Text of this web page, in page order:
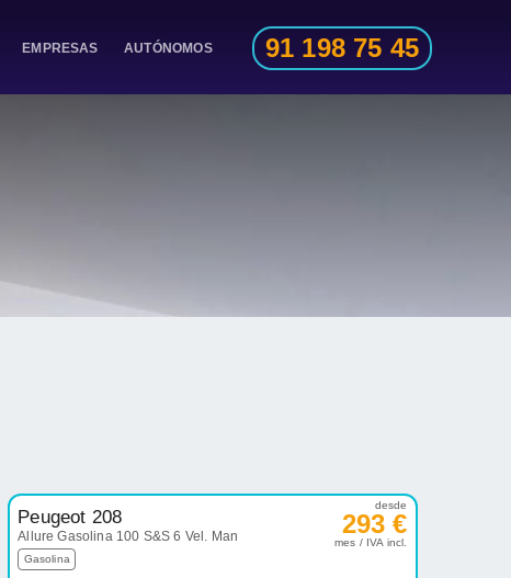
EMPRESAS AUTÓNOMOS 91 198 75 45
Peugeot 208
Allure Gasolina 100 S&S 6 Vel. Man
Gasolina
desde
293 €
mes / IVA incl.